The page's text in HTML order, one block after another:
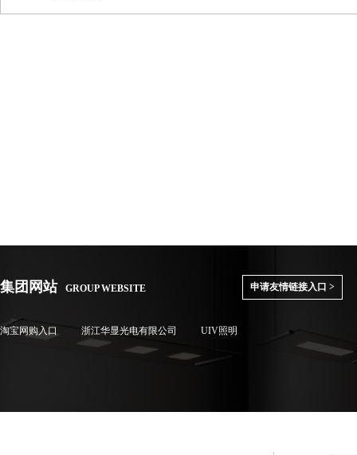
申请友情链接入口 >
集团网站 GROUP WEBSITE
淘宝网购入口 浙江华显光电有限公司 UIV照明